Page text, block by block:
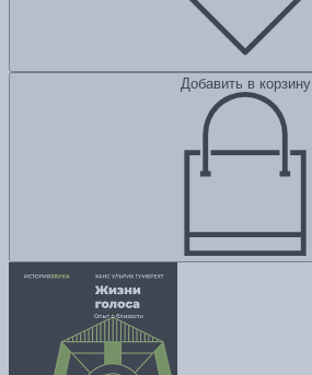
Добавить в корзину